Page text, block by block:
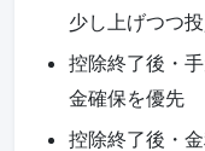
少し上げつつ
控除終了後・
金確保を優先
控除終了後・